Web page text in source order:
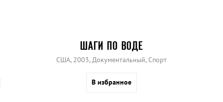
ШАГИ ПО ВОДЕ
США, 2003, Документальный, Спорт
В избранное